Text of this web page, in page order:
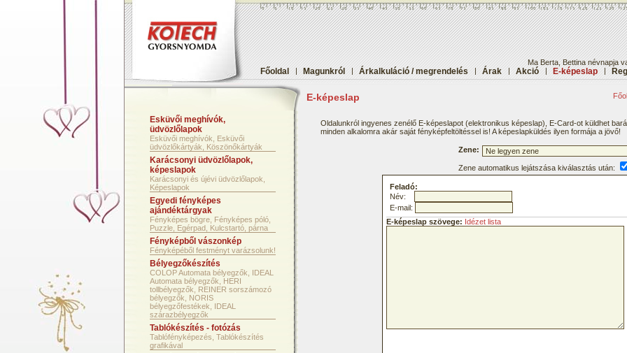
Ma Berta, Bettina névnapja
Főoldal | Magunkról | Árkalkuláció / megrendelés | Árak | Akció | E-képeslap |
E-képeslap
Esküvői meghívók,
üdvözlőlapok
Esküvői meghívók, Esküvői
üdvözlőkártyák, Köszönőkártyák
Karácsonyi üdvözlőlapok,
képeslapok
Karácsonyi és újévi üdvözlőlapok,
Képeslapok
Egyedi fényképes
ajándéktárgyak
Fényképes bögre, Fényképes póló,
Puzzle, Egérpad, Kulcstartó, párna
Fényképből vászonkép
Fényképéből festményt varázsolunk!
Bélyegzőkészítés
COLOP Automata bélyegzők, IDEAL
Automata bélyegzők, HERI
tollbélyegzők, REINER sorszámozó
bélyegzők, NORIS
bélyegzőfestékek, IDEAL
szárazbélyegzők
Tablókészítés - fotózás
Tablófényképezés, Tablókészítés
grafikával
Oldalunkról ingyenes zenélő E-képeslapot (elektronikus képeslap), E-Card-ot küldhet
minden alkalomra akár saját fényképfeltöltéssel is! A képeslapküldés ilyen formája a jövő!
Zene:
Zene automatikus lejátszása kiválasztás után:
Feladó:
Név:
E-mail:
E-képeslap szövege: Idézet lista